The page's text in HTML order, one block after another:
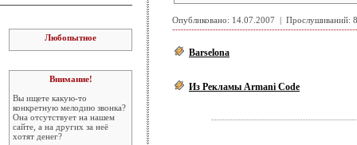
Любопытное
Внимание!
Вы ищете какую-то
конкретную мелодию звонка?
Она отсутствует на нашем
сайте, а на других за неё
хотят денег?
Опубликовано: 14.07.2007 |
Barselona
Из Рекламы Аrmani Сode